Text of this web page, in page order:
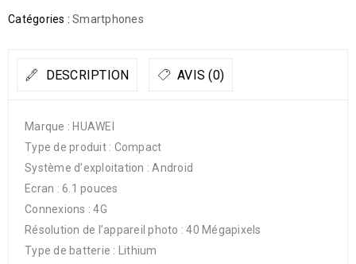
Catégories : Smartphones
DESCRIPTION AVIS (0)
Marque : HUAWEI
Type de produit : Compact
Système d’exploitation : Android
Ecran : 6.1 pouces
Connexions : 4G
Résolution de l’appareil photo : 40 Mégapixels
Type de batterie : Lithium